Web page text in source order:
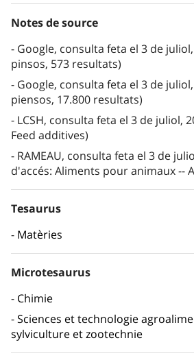
Notes de source
Google, consulta feta el 3 de
pinsos, 573 resultats)
Google, consulta feta el 3 de
piensos, 17.800 resultats)
LCSH, consulta feta el 3 de juliol,
Feed additives)
RAMEAU, consulta feta el 3 de
d'accés: Aliments pour animaux --
Tesaurus
Matèries
Microtesaurus
Chimie
Sciences et technologie
sylviculture et zootechnie